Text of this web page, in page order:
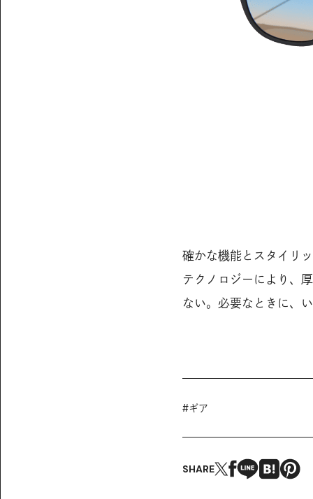
確かな機能とスタイリ
テクノロジーにより、
ない。必要なときに、
#ギア
SHARE